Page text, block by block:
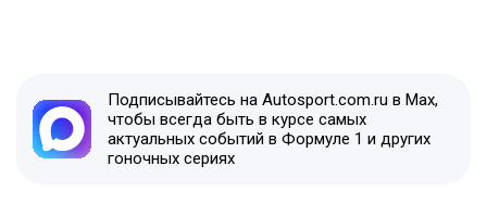
Подписывайтесь на Autosport.com.ru в Max,
чтобы всегда быть в курсе самых
актуальных событий в Формуле 1 и других
гоночных сериях